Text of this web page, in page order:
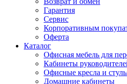
Гарантия
Сервис
Корпоративным
Оферта
Каталог
Офисная мебель для
Кабинеты
Офисные кресла и
Домашние кабинеты